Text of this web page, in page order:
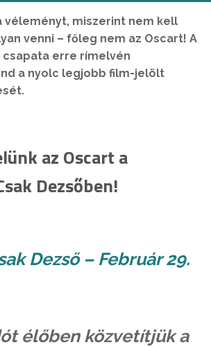
véleményt, miszerint nem kell
venni – főleg nem az Oscart! A
csapata erre rímelvén
a nyolc legjobb film-jelölt
az Oscart a
Dezsőben!
Dezső – Február 29.
élőben közvetítjük a